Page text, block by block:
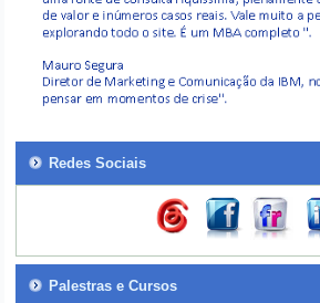
Redes Sociais
Palestras e Cursos